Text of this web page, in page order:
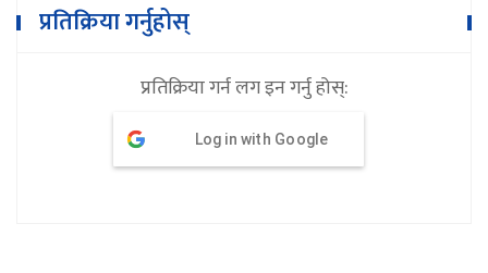
प्रतिक्रिया गर्नुहोस्
प्रतिक्रिया गर्न लग इन गर्नु होस्:
Log in with Google